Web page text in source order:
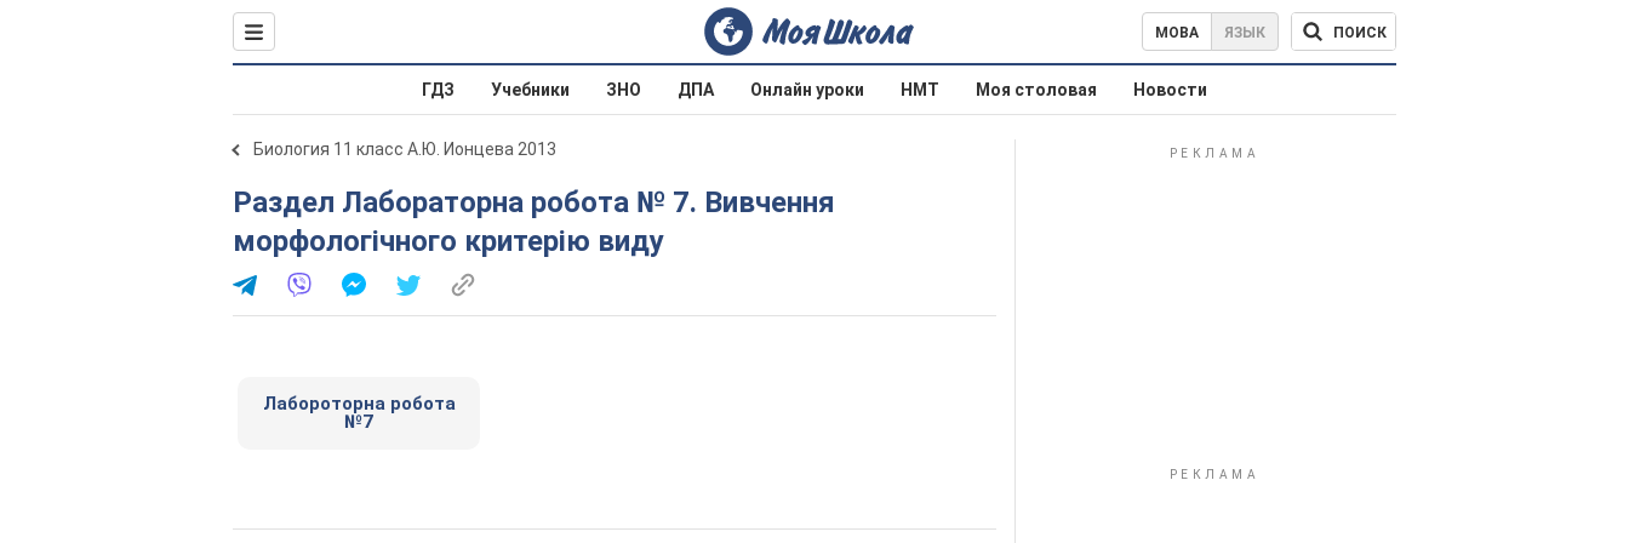
МОВА ЯЗЫК ПОИСК
ГДЗ Учебники ЗНО ДПА Онлайн уроки НМТ Моя столовая Новости
Биология 11 класс А.Ю. Ионцева 2013
Раздел Лабораторна робота № 7. Вивчення
морфологічного критерію виду
Лабороторна робота
№7